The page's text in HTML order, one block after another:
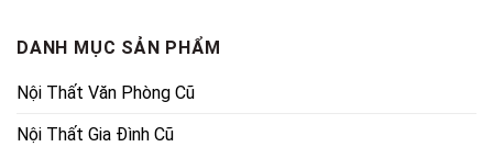
DANH MỤC SẢN PHẨM
Nội Thất Văn Phòng Cũ
Nội Thất Gia Đình Cũ